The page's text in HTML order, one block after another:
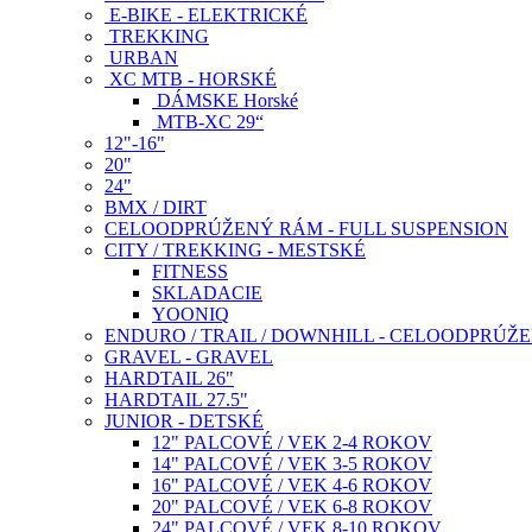
E-BIKE - ELEKTRICKÉ
TREKKING
URBAN
XC MTB - HORSKÉ
DÁMSKE Horské
MTB-XC 29“
12"-16"
20"
24"
BMX / DIRT
CELOODPRÚŽENÝ RÁM - FULL SUSPENSION
CITY / TREKKING - MESTSKÉ
FITNESS
SKLADACIE
YOONIQ
ENDURO / TRAIL / DOWNHILL -
GRAVEL - GRAVEL
HARDTAIL 26"
HARDTAIL 27.5"
JUNIOR - DETSKÉ
12" PALCOVÉ / VEK 2-4 ROKOV
14" PALCOVÉ / VEK 3-5 ROKOV
16" PALCOVÉ / VEK 4-6 ROKOV
20" PALCOVÉ / VEK 6-8 ROKOV